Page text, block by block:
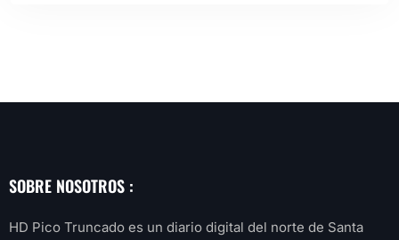
SOBRE NOSOTROS :
HD Pico Truncado es un diario digital del norte de Santa